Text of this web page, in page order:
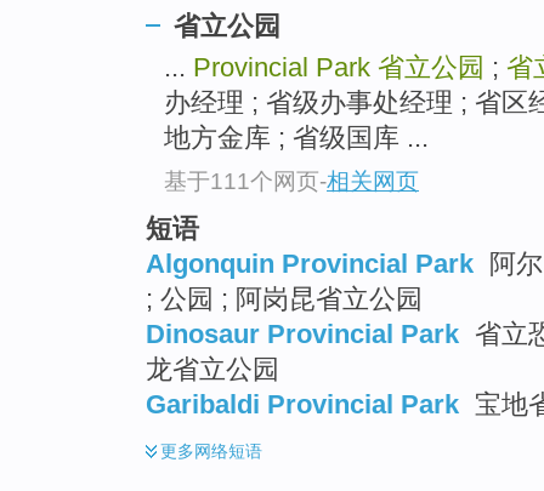
省立公园
... Provincial Park 省立公园 ; 省
办经理 ; 省级办事处经理 ; 省区
地方金库 ; 省级国库 ...
基于111个网页-相关网页
短语
Algonquin Provincial Park 阿
; 公园 ; 阿岗昆省立公园
Dinosaur Provincial Park 省立
龙省立公园
Garibaldi Provincial Park 宝地
更多网络短语